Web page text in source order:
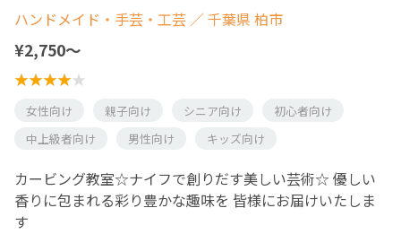
ハンドメイド・手芸・工芸 ／ 千葉県 柏市
¥2,750〜
女性向け 親子向け シニア向け
初心者向け
中上級者向け
男性向け キッズ向け
カービング教室☆ナイフで創りだす美しい芸術☆ 優しい
香りに包まれる彩り豊かな趣味を 皆様にお届けいたしま
す